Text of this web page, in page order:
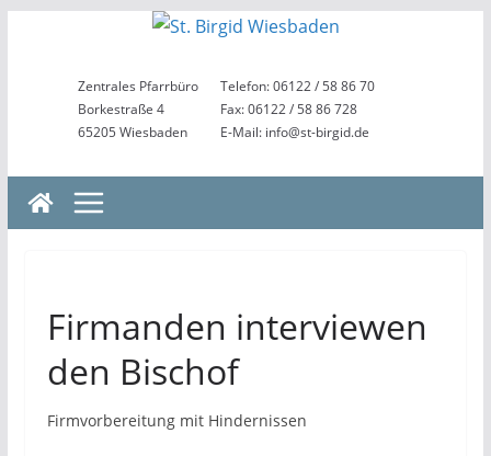
springenZentrales Pfarrbüro
Borkestraße 4
65205 Wiesbaden
Telefon: 06122 / 58 86 70
Fax: 06122 / 58 86 728
E-Mail: info@st-birgid.de
Firmanden interviewen
den Bischof
Firmvorbereitung mit Hindernissen